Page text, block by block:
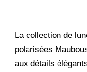
La collection de
polarisées
aux détails